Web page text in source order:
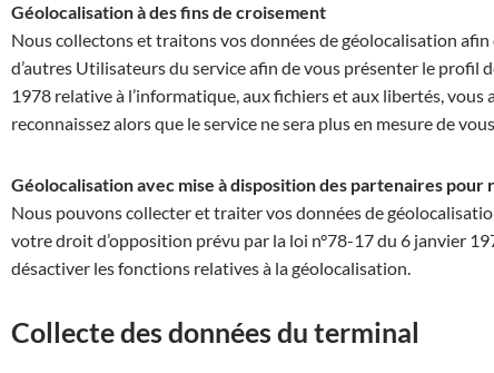
Géolocalisation à des fins de croisement
Nous collectons et traitons vos données de géolocalisation afin
d’autres Utilisateurs du service afin de vous présenter le
1978 relative à l’informatique, aux fichiers et aux libertés,
reconnaissez alors que le service ne sera plus en mesure de
Géolocalisation avec mise à disposition des partenaires
Nous pouvons collecter et traiter vos données de
votre droit d’opposition prévu par la loi n°78-17 du 6 janvier
désactiver les fonctions relatives à la géolocalisation.
Collecte des données du terminal